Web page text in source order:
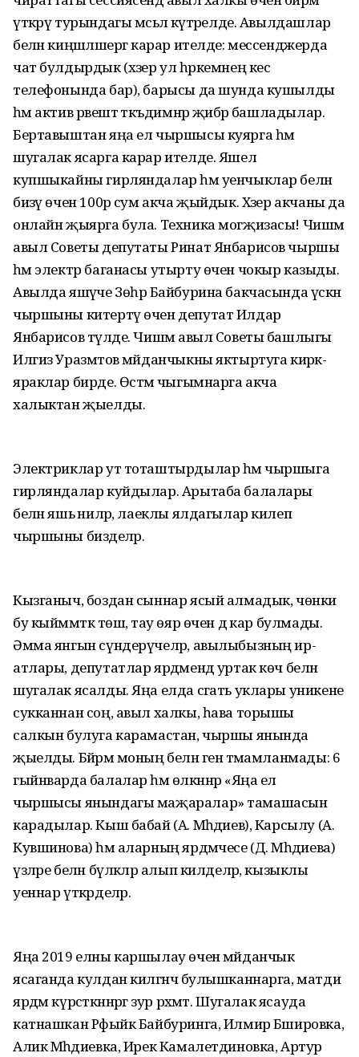
үткәрү турындагы мәсьәлә күтәрелде. Авылдашлар
белән киңәшләшергә карар ителде: мессенджерда
чат булдырдык (хәзер ул һәркемнең кесә
телефонында бар), барысы да шунда кушылды
һәм актив рәвештә тәкъдимнәр җибәрә башладылар.
Бертавыштан яңа ел чыршысы куярга һәм
шугалак ясарга карар ителде. Яшел
купшыкайны гирляндалар һәм уенчыклар белән
бизәү өчен 100әр сум акча җыйдык. Хәзер акчаны да
онлайн җыярга була. Техника могҗизасы! Чишмә
авыл Советы депутаты Ринат Янбарисов чыршы
һәм электр баганасы утырту өчен чокыр казыды.
Авылда яшәүче Зөһрә Байбурина бакчасында үскән
чыршыны китертү өчен депутат Илдар
Янбарисов түләде. Чишмә авыл Советы башлыгы
Илгиз Уразмәтов мәйданчыкны яктыртуга кирәк-
яраклар бирде. Өстәмә чыгымнарга акча
халыктан җыелды.
Электриклар ут тоташтырдылар һәм чыршыга
гирляндалар куйдылар. Арытаба балалары
белән яшь әниләр, лаеклы ялдагылар килеп
чыршыны бизәделәр.
Кызганыч, боздан сыннар ясый алмадык, чөнки
бу кыйммәткә төшә, тау өяр өчен дә кар булмады.
Әмма янгын сүндерүчеләр, авылыбызның ир-
атлары, депутатлар ярдәмендә уртак көч белән
шугалак ясалды. Яңа елда сәгать уклары уникене
сукканнан соң, авыл халкы, һава торышы
салкын булуга карамастан, чыршы янында
җыелды. Бәйрәм моның белән генә тәмамланмады: 6
гыйнварда балалар һәм өлкәннәр «Яңа ел
чыршысы янындагы маҗаралар» тамашасын
карадылар. Кыш бабай (А. Мәһәдиев), Карсылу (А.
Кувшинова) һәм аларның ярдәмчесе (Д. Мәһәдиева)
үзләре белән бүләкләр алып килделәр, кызыклы
уеннар үткәрделәр.
Яңа 2019 елны каршылау өчен мәйданчык
ясаганда кулдан килгәнчә булышканнарга, матди
ярдәм күрсәткәннәргә зур рәхмәт. Шугалак ясауда
катнашкан Рәфыйк Байбуринга, Илмир Бәшировка,
Алик Мәһәдиевка, Ирек Камалетдиновка, Артур